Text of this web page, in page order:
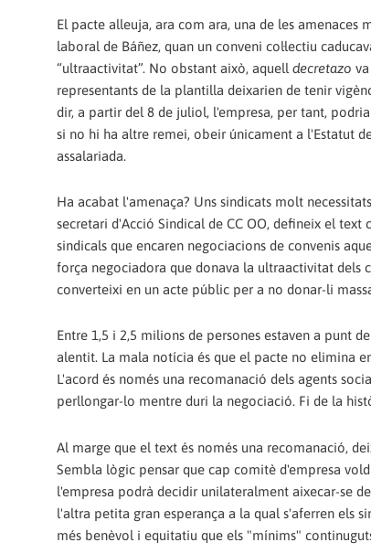
El pacte alleuja, ara com ara, una de les amenaces
laboral de Báñez, quan un conveni col·lectiu
“ultraactivitat”. No obstant això, aquell decretazo
representants de la plantilla deixarien de tenir
dir, a partir del 8 de juliol, l'empresa, per tant,
si no hi ha altre remei, obeir únicament a l'Estatut
assalariada.
Ha acabat l'amenaça? Uns sindicats molt
secretari d'Acció Sindical de CC OO, defineix el
sindicals que encaren negociacions de convenis
força negociadora que donava la ultraactivitat dels
converteixi en un acte públic per a no donar-li
Entre 1,5 i 2,5 milions de persones estaven a punt
alentit. La mala notícia és que el pacte no elimina
L'acord és només una recomanació dels agents
perllongar-lo mentre duri la negociació. Fi de la
Al marge que el text és només una recomanació,
Sembla lògic pensar que cap comitè d'empresa
l'empresa podrà decidir unilateralment aixecar-se
l'altra petita gran esperança a la qual s'aferren els
més benèvol i equitatiu que els "mínims"